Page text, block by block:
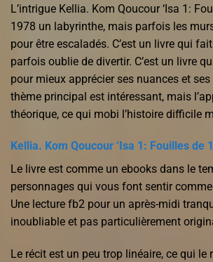
L’intrigue Kellia. Kom Qoucour ‘Isa 1:
1978 un labyrinthe, mais parfois les
pour être escaladés. C’est un livre qui
parfois oublie de divertir. C’est un livre
pour mieux apprécier ses nuances et
thème principal est intéressant, mais
théorique, ce qui mobi l’histoire difficile
Kellia. Kom Qoucour ‘Isa 1: Fouilles de
Le livre est comme un ebooks dans le
personnages qui vous font sentir
Une lecture fb2 pour un après-midi
inoubliable et pas particulièrement
Le récit est un peu trop linéaire, ce qui le